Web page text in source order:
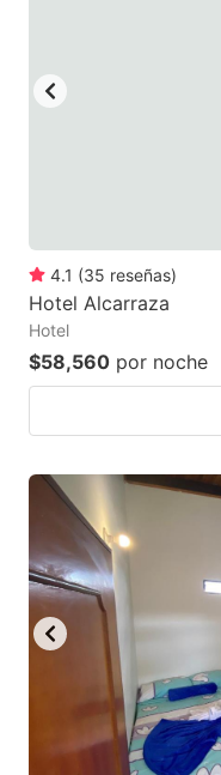
4.1 (35 reseñas)
Hotel Alcarraza
Hotel
$58,560 por noche